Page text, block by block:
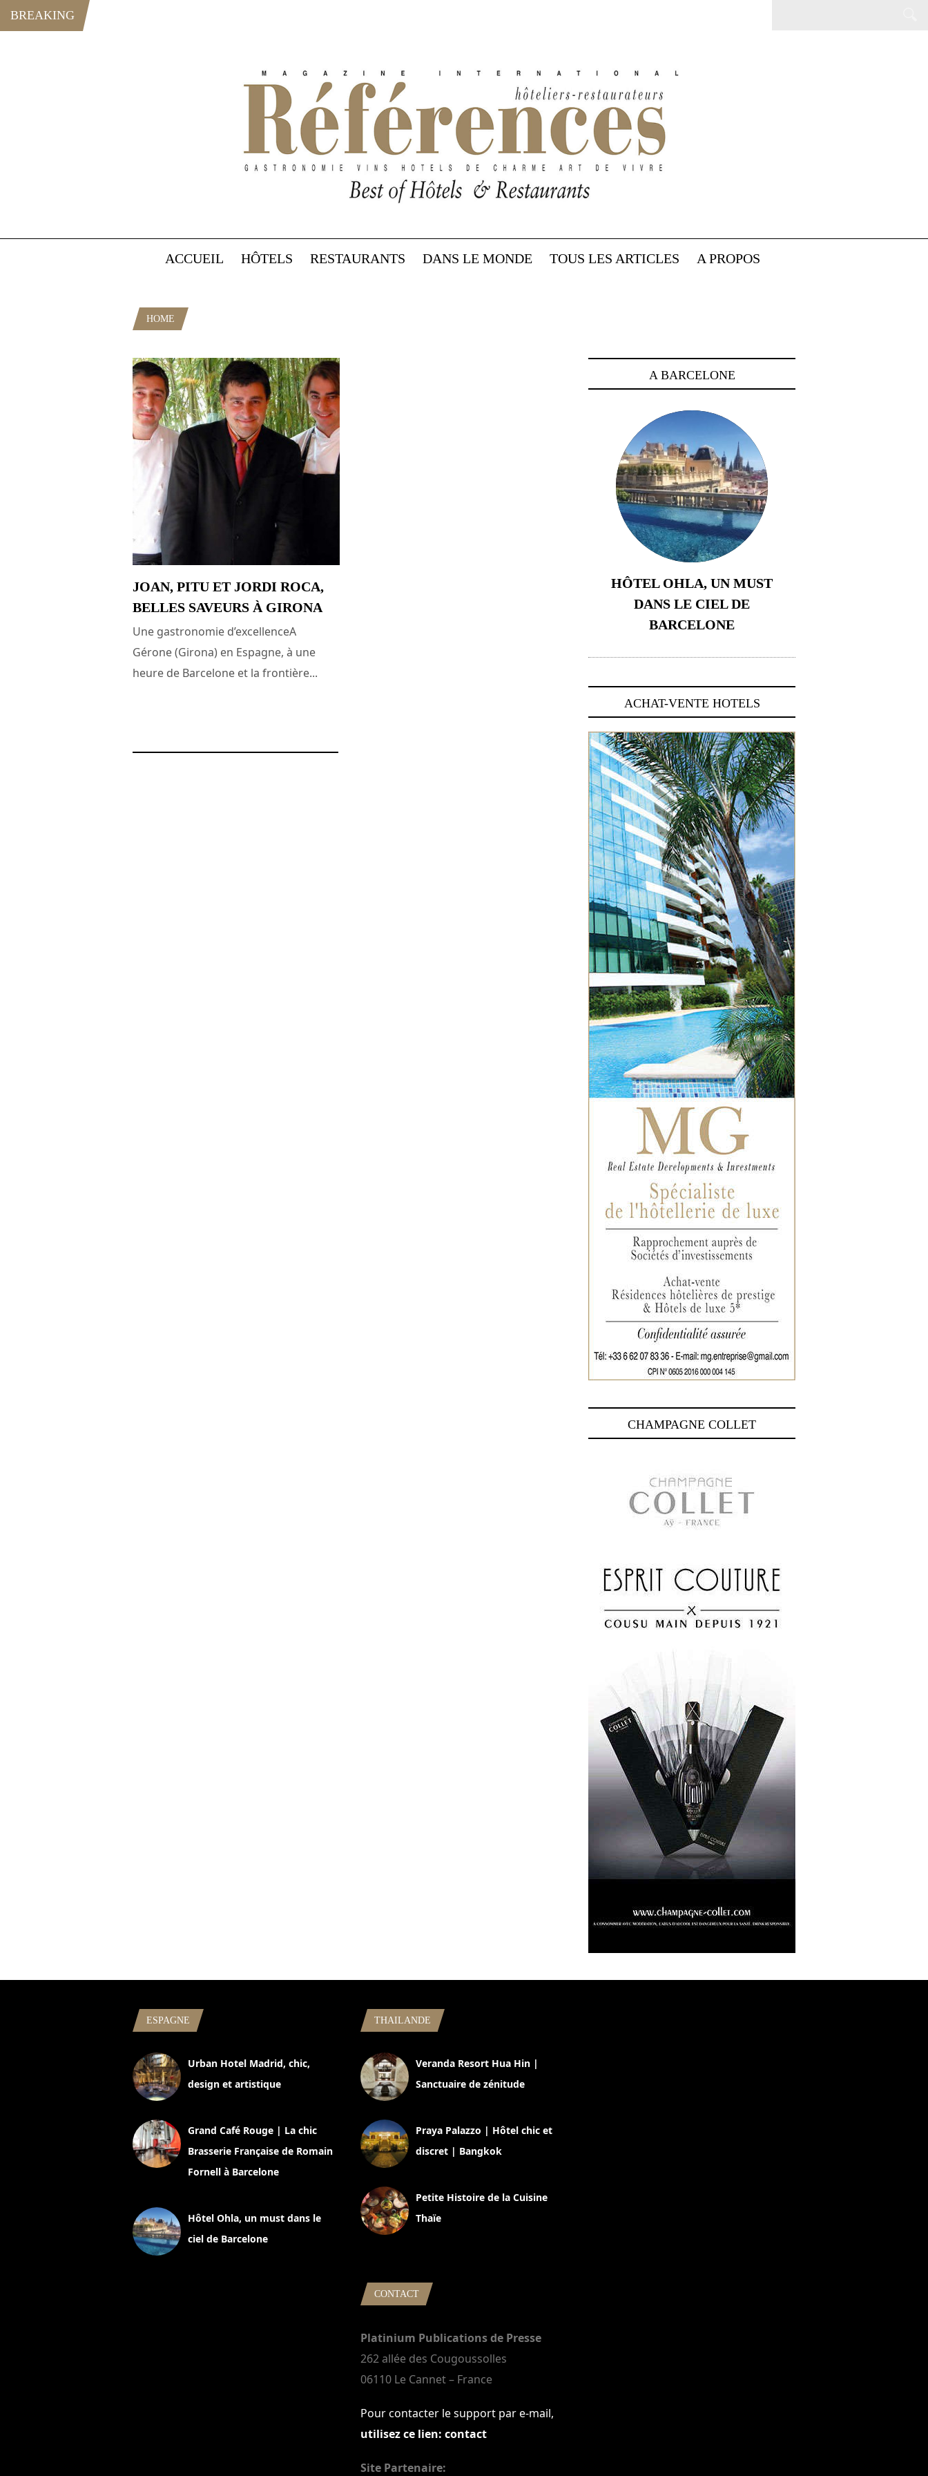
BREAKING
ACCUEIL HÔTELS RESTAURANTS DANS LE MONDE TOUS LES ARTICLES A PROPOS
HOME
JOAN, PITU ET JORDI ROCA,
BELLES SAVEURS À GIRONA
Une gastronomie d’excellenceA
Gérone (Girona) en Espagne, à une
heure de Barcelone et la frontière...
A BARCELONE
HÔTEL OHLA, UN MUST
DANS LE CIEL DE
BARCELONE
ACHAT-VENTE HOTELS
CHAMPAGNE COLLET
ESPAGNE
Urban Hotel Madrid, chic,
design et artistique
Grand Café Rouge | La chic
Brasserie Française de Romain
Fornell à Barcelone
Hôtel Ohla, un must dans le
ciel de Barcelone
THAILANDE
Veranda Resort Hua Hin |
Sanctuaire de zénitude
Praya Palazzo | Hôtel chic et
discret | Bangkok
Petite Histoire de la Cuisine
Thaïe
CONTACT
Platinium Publications de Presse
262 allée des Cougoussolles
06110 Le Cannet – France
Pour contacter le support par e-mail,
utilisez ce lien: contact
Site Partenaire: